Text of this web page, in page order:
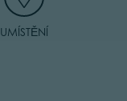
UMÍSTĚNÍ